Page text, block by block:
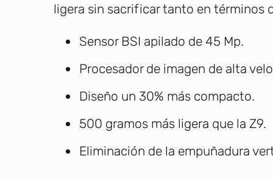
ligera sin sacrificar tanto en términos
Sensor BSI apilado de 45 Mp.
Procesador de imagen de alta
Diseño un 30% más compacto.
500 gramos más ligera que la Z9.
Eliminación de la empuñadura